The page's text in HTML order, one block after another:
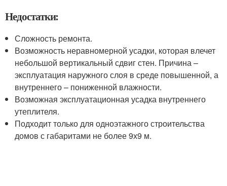
Недостатки:
Сложность ремонта.
Возможность неравномерной усадки, которая влечет
небольшой вертикальный сдвиг стен. Причина –
эксплуатация наружного слоя в среде повышенной, а
внутреннего – пониженной влажности.
Возможная эксплуатационная усадка внутреннего
утеплителя.
Подходит только для одноэтажного строительства
домов с габаритами не более 9х9 м.